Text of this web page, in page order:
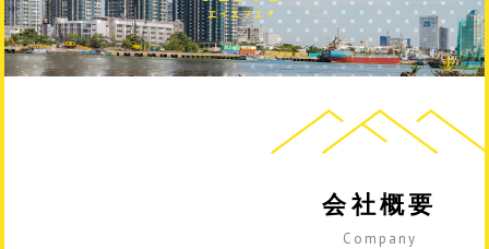
会社概要
Company